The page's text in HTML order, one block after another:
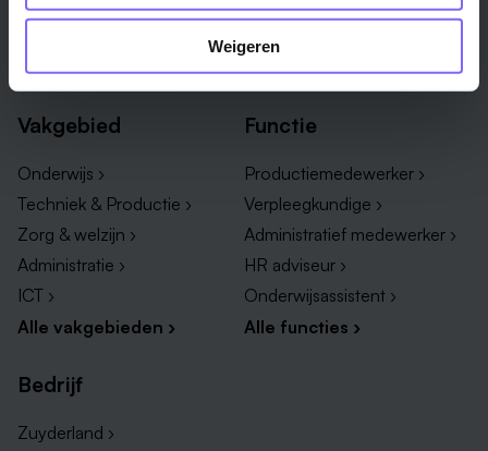
Weigeren
Roermond ›
Alle steden ›
Alle regio's ›
Vakgebied
Onderwijs ›
Techniek & Productie ›
Zorg & welzijn ›
Administratie ›
ICT ›
Alle vakgebieden ›
Functie
Productiemedewerker ›
Verpleegkundige ›
Administratief medewerker ›
HR adviseur ›
Onderwijsassistent ›
Alle functies ›
Bedrijf
Zuyderland ›